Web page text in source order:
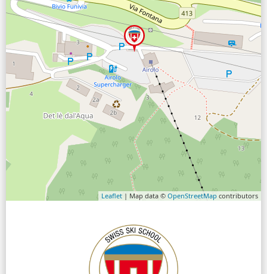
Leaflet | Map data © OpenStreetMap contributors